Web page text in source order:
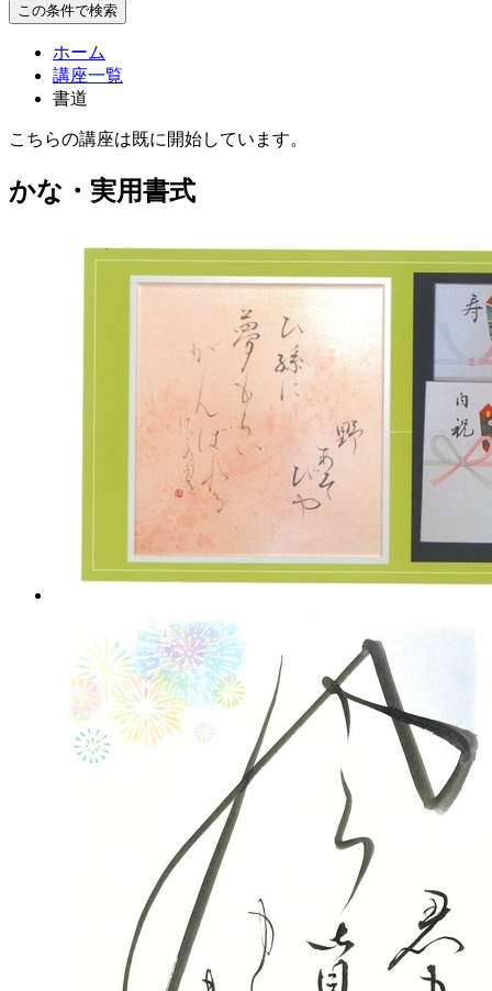
この条件で検索
ホーム
講座一覧
書道
こちらの講座は既に開始しています。
かな・実用書式